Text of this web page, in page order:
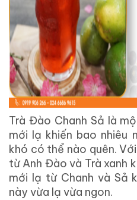
Trà Đào Chanh Sả là
mới lạ khiến bao nhiêu
khó có thể nào quên.
từ Anh Đào và Trà xanh
mới lạ từ Chanh và Sả
này vừa lạ vừa ngon.